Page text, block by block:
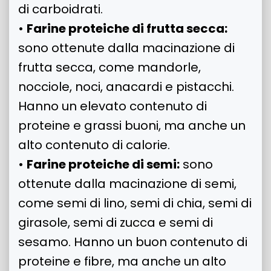
di carboidrati.
• Farine proteiche di frutta secca:
sono ottenute dalla macinazione di
frutta secca, come mandorle,
nocciole, noci, anacardi e pistacchi.
Hanno un elevato contenuto di
proteine e grassi buoni, ma anche un
alto contenuto di calorie.
• Farine proteiche di semi: sono
ottenute dalla macinazione di semi,
come semi di lino, semi di chia, semi di
girasole, semi di zucca e semi di
sesamo. Hanno un buon contenuto di
proteine e fibre, ma anche un alto